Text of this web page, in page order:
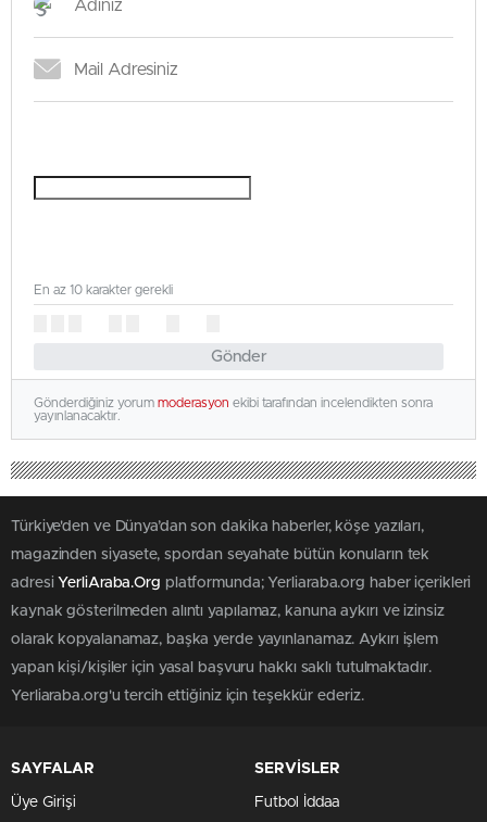
Gönder
En az 10 karakter gerekli
Gönderdiğiniz yorum moderasyon ekibi tarafından incelendikten sonra
yayınlanacaktır.
Türkiye'den ve Dünya’dan son dakika haberler, köşe yazıları,
magazinden siyasete, spordan seyahate bütün konuların tek
adresiYerliAraba.Org platformunda; Yerliaraba.org haber içerikleri
kaynak gösterilmeden alıntı yapılamaz, kanuna aykırı ve izinsiz
olarak kopyalanamaz, başka yerde yayınlanamaz. Aykırı işlem
yapan kişi/kişiler için yasal başvuru hakkı saklı tutulmaktadır.
Yerliaraba.org'u tercih ettiğiniz için teşekkür ederiz.
SAYFALAR
Üye Girişi
SERVİSLER
Futbol İddaa